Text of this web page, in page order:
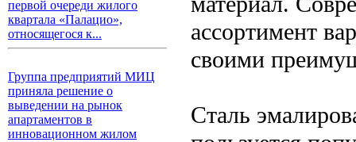
первой очереди жилого
квартала «Палацио»,
относящегося к...
Группа предприятий МИЦ
приняла решение о
выведении на рынок
апартаментов в
инновационном жилом
ассортимент
своими
Сталь